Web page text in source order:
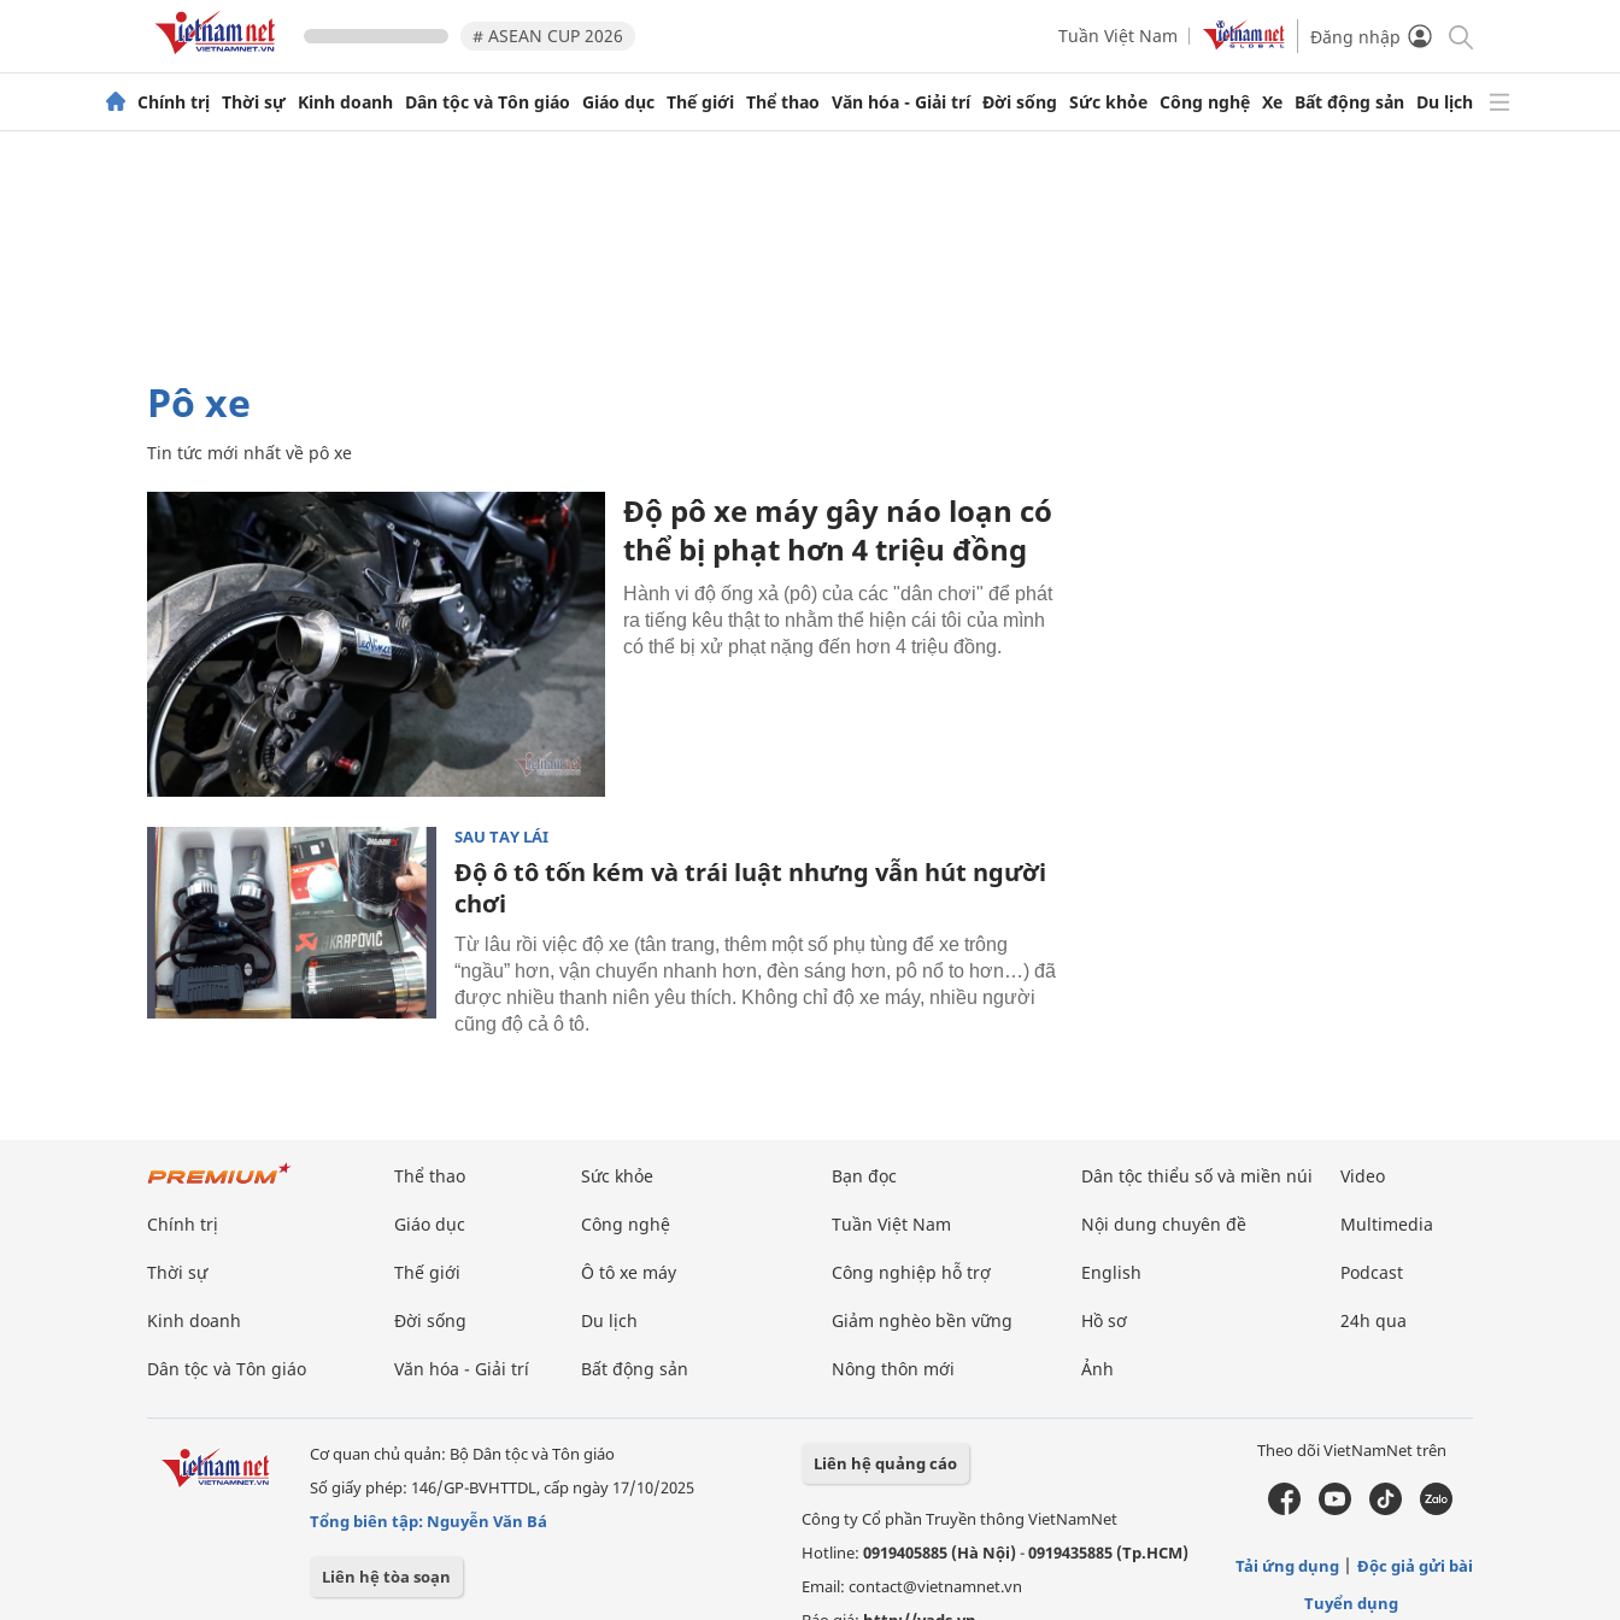
# ASEAN CUP 2026 Tuần Việt Nam Đăng nhập
Chính trị Thời sự Kinh doanh Dân tộc và Tôn giáo Giáo dục Thế giới Thể thao Văn hóa - Giải trí Đời sống Sức khỏe Công nghệ Xe Bất động sản Du lịch
pô xe
Tin tức mới nhất về pô xe
Độ pô xe máy gây náo loạn có
thể bị phạt hơn 4 triệu đồng
Hành vi độ ống xả (pô) của các "dân chơi" để phát
ra tiếng kêu thật to nhằm thể hiện cái tôi của mình
có thể bị xử phạt nặng đến hơn 4 triệu đồng.
SAU TAY LÁI
Độ ô tô tốn kém và trái luật nhưng vẫn hút người
chơi
Từ lâu rồi việc độ xe (tân trang, thêm một số phụ tùng để xe trông
“ngầu” hơn, vận chuyển nhanh hơn, đèn sáng hơn, pô nổ to hơn…) đã
được nhiều thanh niên yêu thích. Không chỉ độ xe máy, nhiều người
cũng độ cả ô tô.
Chính trị
Thời sự
Kinh doanh
Dân tộc và Tôn giáo
Thể thao
Giáo dục
Thế giới
Đời sống
Văn hóa - Giải trí
Sức khỏe
Công nghệ
Ô tô xe máy
Du lịch
Bất động sản
Bạn đọc
Tuần Việt Nam
Công nghiệp hỗ trợ
Giảm nghèo bền vững
Nông thôn mới
Dân tộc thiểu số và miền núi
Nội dung chuyên đề
English
Hồ sơ
Ảnh
Video
Multimedia
Podcast
24h qua
Cơ quan chủ quản: Bộ Dân tộc và Tôn giáo
Số giấy phép: 146/GP-BVHTTDL, cấp ngày 17/10/2025
Tổng biên tập: Nguyễn Văn Bá
Liên hệ tòa soạn
Liên hệ quảng cáo
Công ty Cổ phần Truyền thông VietNamNet
Hotline: 0919405885 (Hà Nội)-0919435885 (Tp.HCM)
Email: contact@vietnamnet.vn
Theo dõi VietNamNet trên
Tải ứng dụng
Độc giả gửi bài
Tuyển dụng